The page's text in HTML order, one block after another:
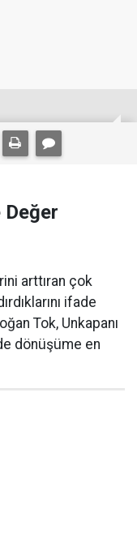
Değer
arttıran çok
ifade
Tok, Unkapanı
dönüşüme en